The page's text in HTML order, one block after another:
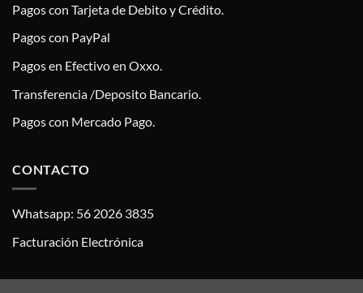
Pagos con Tarjeta de Debito y Crédito.
Pagos con PayPal
Pagos en Efectivo en Oxxo.
Transferencia /Deposito Bancario.
Pagos con Mercado Pago.
CONTACTO
Whatsapp: 56 2026 3835
Facturación Electrónica